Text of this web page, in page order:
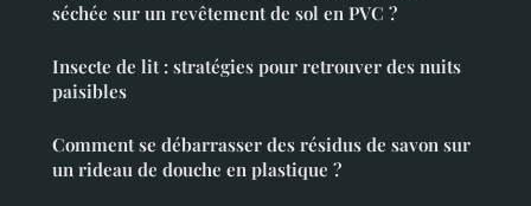
séchée sur un revêtement de sol en PVC ?
Insecte de lit : stratégies pour retrouver des nuits
paisibles
Comment se débarrasser des résidus de savon sur
un rideau de douche en plastique ?